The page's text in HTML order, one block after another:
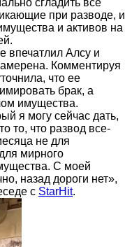
при разводе, и
и активов на
впечатлил Алсу и
Комментируя
что ее
брак, а
имущества.
я могу сейчас дать,
то, что развод все-
не для
мирного
С моей
назад дороги нет»,
с StarHit.